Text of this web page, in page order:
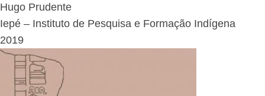
Hugo Prudente
Iepé – Instituto de Pesquisa e Formação Indígena
2019